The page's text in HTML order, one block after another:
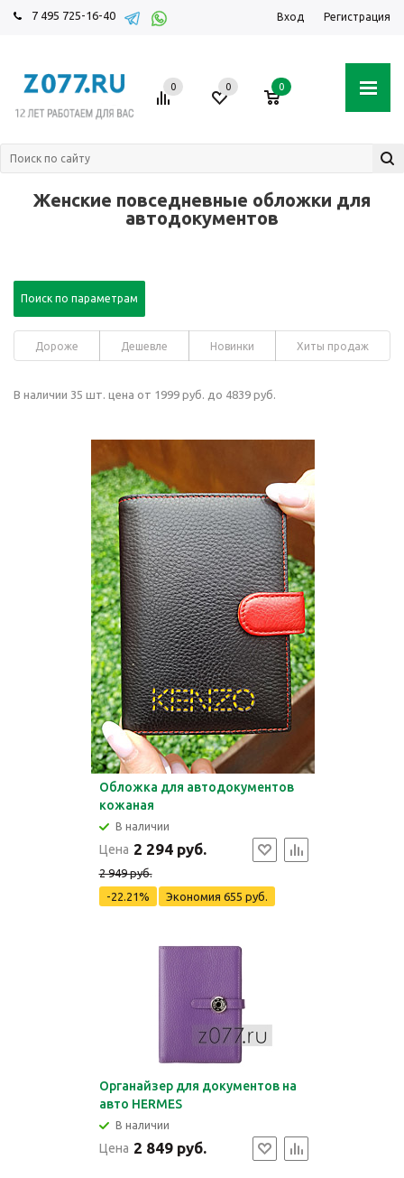
7 495 725-16-40 Вход Регистрация
0 0 0
Женские повседневные обложки для
автодокументов
Поиск по параметрам
Дороже Дешевле Новинки Хиты продаж
В наличии 35 шт. цена от 1999 руб. до 4839 руб.
Обложка для автодокументов
кожаная
В наличии
Цена 2 294 руб.
2 949 руб.
-22.21%
Экономия 655 руб.
Органайзер для документов на
авто HERMES
В наличии
Цена 2 849 руб.